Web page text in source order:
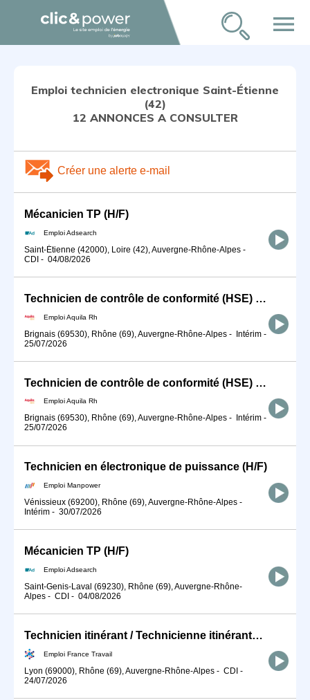
menu
Emploi technicien electronique Saint-Étienne
(42)
12 ANNONCES A CONSULTER
Créer une alerte e-mail
Mécanicien TP (H/F)
Emploi Adsearch
Saint-Étienne (42000), Loire (42), Auvergne-Rhône-Alpes -
CDI - 04/08/2026
Technicien de contrôle de conformité (HSE) H/F
Emploi Aquila Rh
Brignais (69530), Rhône (69), Auvergne-Rhône-Alpes - Intérim -
25/07/2026
Technicien de contrôle de conformité (HSE) H/F
Emploi Aquila Rh
Brignais (69530), Rhône (69), Auvergne-Rhône-Alpes - Intérim -
25/07/2026
Technicien en électronique de puissance (H/F)
Emploi Manpower
Vénissieux (69200), Rhône (69), Auvergne-Rhône-Alpes -
Intérim - 30/07/2026
Mécanicien TP (H/F)
Emploi Adsearch
Saint-Genis-Laval (69230), Rhône (69), Auvergne-Rhône-
Alpes - CDI - 04/08/2026
Technicien itinérant / Technicienne itinérante de maintenance Ser (H/F)
Emploi France Travail
Lyon (69000), Rhône (69), Auvergne-Rhône-Alpes - CDI -
24/07/2026